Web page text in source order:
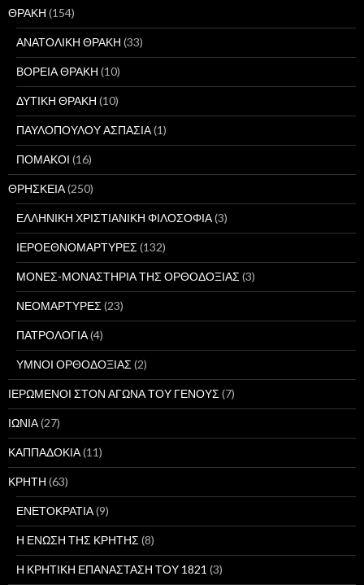
ΘΡΑΚΗ (154)
ΑΝΑΤΟΛΙΚΗ ΘΡΑΚΗ (33)
ΒΟΡΕΙΑ ΘΡΑΚΗ (10)
ΔΥΤΙΚΗ ΘΡΑΚΗ (10)
ΠΑΥΛΟΠΟΥΛΟΥ ΑΣΠΑΣΙΑ(1)
ΠΟΜΑΚΟΙ (16)
ΘΡΗΣΚΕΙΑ(250)
ΕΛΛΗΝΙΚΗ ΧΡΙΣΤΙΑΝΙΚΗ ΦΙΛΟΣΟΦΙΑ(3)
ΙΕΡΟΕΘΝΟΜΑΡΤΥΡΕΣ (132)
ΜΟΝΕΣ-ΜΟΝΑΣΤΗΡΙΑ ΤΗΣ ΟΡΘΟΔΟΞΙΑΣ (3)
ΝΕΟΜΑΡΤΥΡΕΣ (23)
ΠΑΤΡΟΛΟΓΙΑ(4)
ΥΜΝΟΙ ΟΡΘΟΔΟΞΙΑΣ (2)
ΙΕΡΩΜΕΝΟΙ ΣΤΟΝ ΑΓΩΝΑ ΤΟΥ ΓΕΝΟΥΣ (7)
ΙΩΝΙΑ(27)
ΚΑΠΠΑΔΟΚΙΑ(11)
ΚΡΗΤΗ (63)
ΕΝΕΤΟΚΡΑΤΙΑ(9)
Η ΕΝΩΣΗ ΤΗΣ ΚΡΗΤΗΣ (8)
Η ΚΡΗΤΙΚΗ ΕΠΑΝΑΣΤΑΣΗ ΤΟΥ 1821 (3)